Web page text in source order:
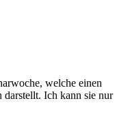
welche einen
Ich kann sie nur